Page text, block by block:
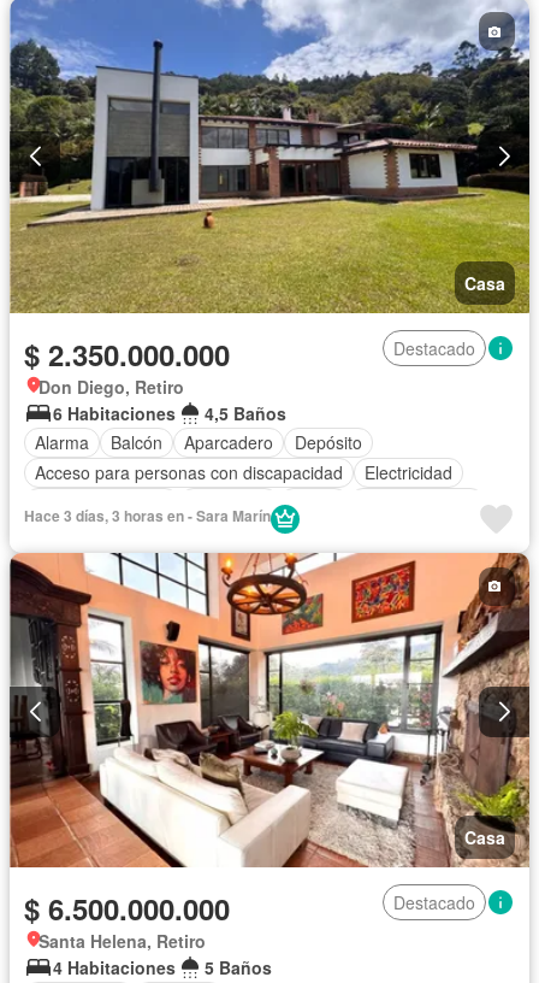
Casa
$ 2.350.000.000
Destacado
Don Diego, Retiro
6 Habitaciones
4,5 Baños
Alarma
Balcón Aparcadero
Depósito
Acceso para personas con discapacidad
Electricidad
Jardín
Agua
Hace 3 días, 3 horas en - Sara Marín
Casa
$ 6.500.000.000
Destacado
Santa Helena, Retiro
4 Habitaciones
5 Baños